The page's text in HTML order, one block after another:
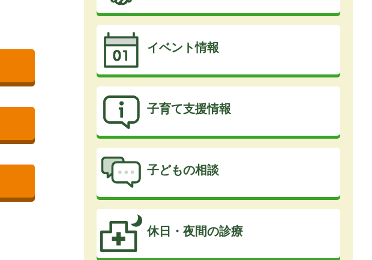
イベント情報
子育て支援情報
子どもの相談
休日・夜間の診療